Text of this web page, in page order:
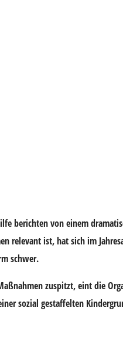
berichten von einem
ist, hat sich im
schwer.
zuspitzt, eint die
sozial gestaffelten